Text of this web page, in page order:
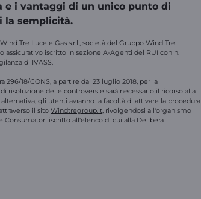
e i vantaggi di un unico punto di
la semplicità.
Tre Luce e Gas s.r.l., società del Gruppo Wind Tre.
assicurativo iscritto in sezione A-Agenti del RUI con n.
di IVASS.
296/18/CONS, a partire dal 23 luglio 2018, per la
risoluzione delle controversie sarà necessario il ricorso alla
gli utenti avranno la facoltà di attivare la procedura
il sito Windtregroup.it, rivolgendosi all'organismo
Consumatori iscritto all'elenco di cui alla Delibera